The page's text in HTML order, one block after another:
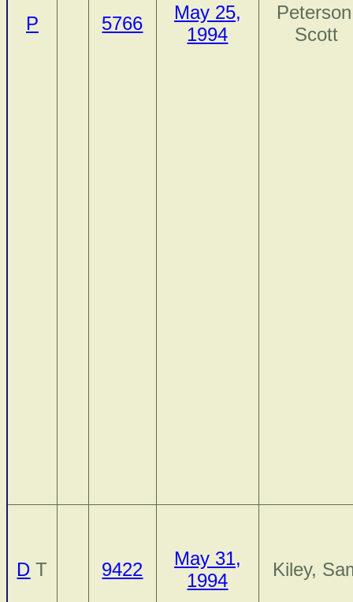
P 5766
May 25,
1994
Scott
D T 9422
May 31,
1994
Kiley,